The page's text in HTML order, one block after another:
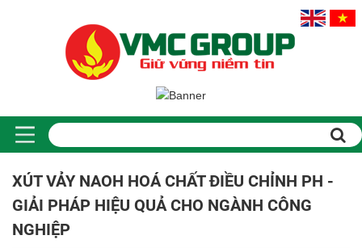
XÚT VẢY NAOH HOÁ CHẤT ĐIỀU CHỈNH PH -
GIẢI PHÁP HIỆU QUẢ CHO NGÀNH CÔNG
NGHIỆP